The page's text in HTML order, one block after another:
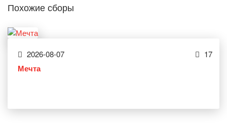
Похожие сборы
2026-08-07 17
Мечта